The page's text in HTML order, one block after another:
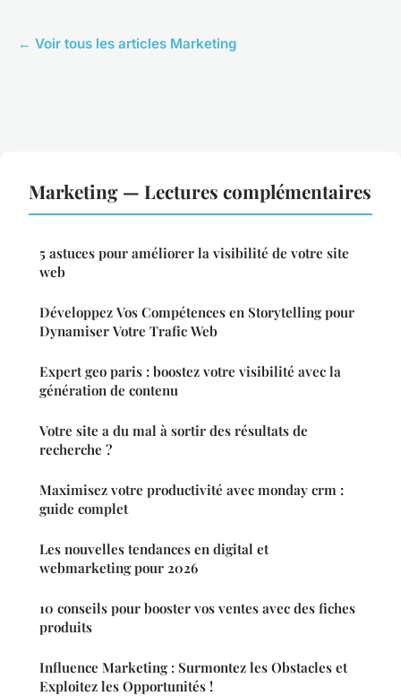
← Voir tous les articles Marketing
Marketing — Lectures complémentaires
5 astuces pour améliorer la visibilité de votre site
web
Développez Vos Compétences en Storytelling pour
Dynamiser Votre Trafic Web
Expert geo paris : boostez votre visibilité avec la
génération de contenu
Votre site a du mal à sortir des résultats de
recherche ?
Maximisez votre productivité avec monday crm :
guide complet
Les nouvelles tendances en digital et
webmarketing pour 2026
10 conseils pour booster vos ventes avec des fiches
produits
Influence Marketing : Surmontez les Obstacles et
Exploitez les Opportunités !